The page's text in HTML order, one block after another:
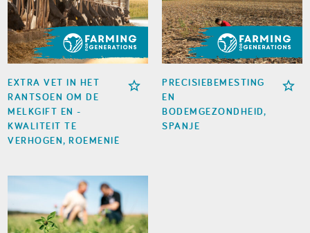
EXTRA VET IN HET
RANTSOEN OM DE
MELKGIFT EN -
KWALITEIT TE
VERHOGEN, ROEMENIË
PRECISIEBEMESTING
EN
BODEMGEZONDHEID,
SPANJE